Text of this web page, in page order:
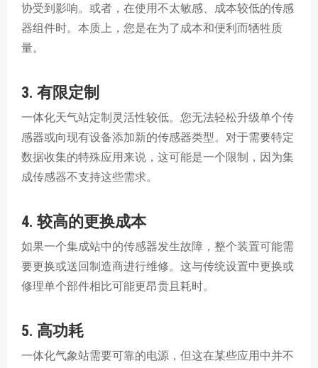
协受到影响。或者，在使用不太敏感、成本较低的传感
器组件时。本质上，您是在为了成本和便利而牺牲质
量。
3. 有限定制
一体化天气站定制灵活性较低。您无法轻松升级单个传
感器或向现有设备添加新的传感器类型。对于需要特定
数据收集的特殊应用来说，这可能是一个限制，因为集
成传感器不支持这些需求。
4. 较高的更换成本
如果一个集成站中的传感器发生故障，整个装置可能需
要更换或送回制造商进行维修。这与传统设置中更换或
修理单个部件相比可能更昂贵且耗时。
5. 高功耗
一体化气象站需要可靠的电源，但这在某些应用中并不